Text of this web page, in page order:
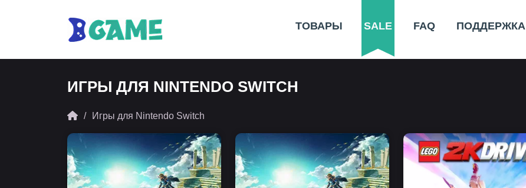
ТОВАРЫ SALE FAQ ПОДДЕРЖКА
ИГРЫ ДЛЯ NINTENDO SWITCH
Игры для Nintendo Switch